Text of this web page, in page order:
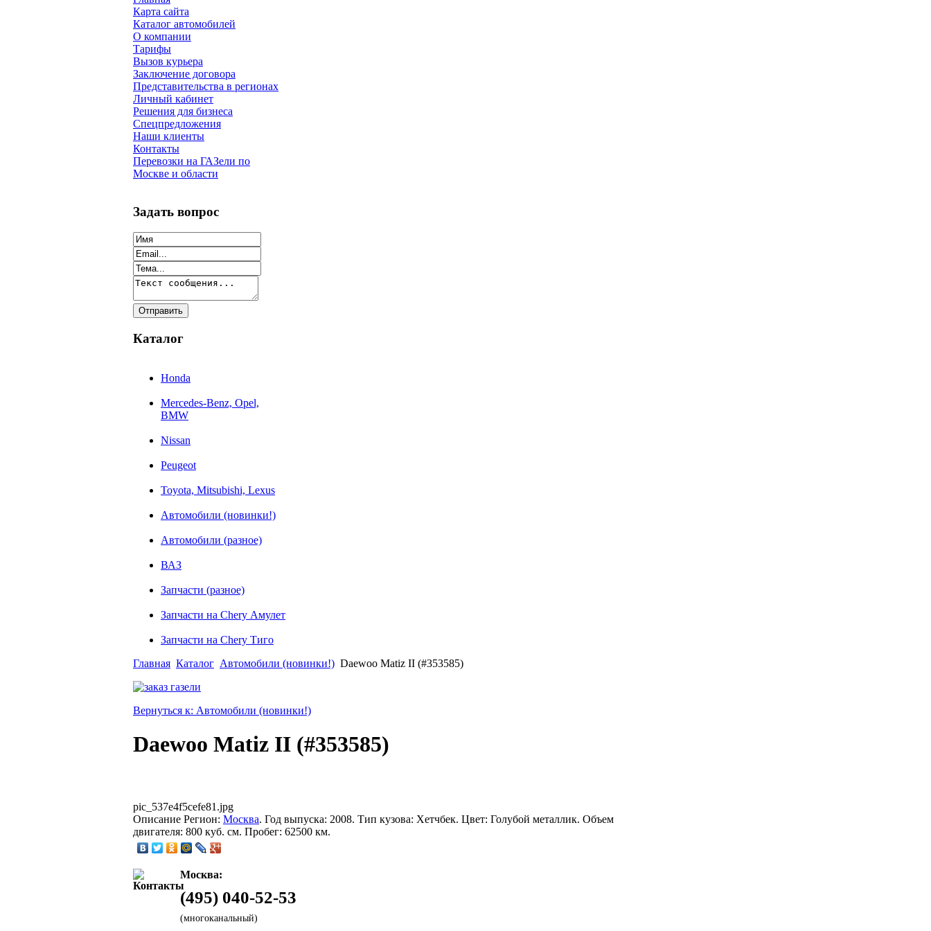
Карта сайта
Каталог автомобилей
О компании
Тарифы
Вызов курьера
Заключение договора
Представительства в регионах
Личный кабинет
Решения для бизнеса
Спецпредложения
Наши клиенты
Контакты
Перевозки на ГАЗели по
Москве и области
Задать вопрос
Каталог
Honda
Mercedes-Benz, Opel,
BMW
Nissan
Peugeot
Toyota, Mitsubishi, Lexus
Автомобили (новинки!)
Автомобили (разное)
ВАЗ
Запчасти (разное)
Запчасти на Chery Амулет
Запчасти на Chery Тиго
Главная Каталог Автомобили (новинки!) Daewoo Matiz II (#353585)
Вернуться к: Автомобили (новинки!)
Daewoo Matiz II (#353585)
pic_537e4f5cefe81.jpg
Описание Регион: Москва. Год выпуска: 2008. Тип кузова: Хетчбек. Цвет: Голубой металлик. Объем
двигателя: 800 куб. см. Пробег: 62500 км.
Москва:
(495) 040-52-53
(многоканальный)